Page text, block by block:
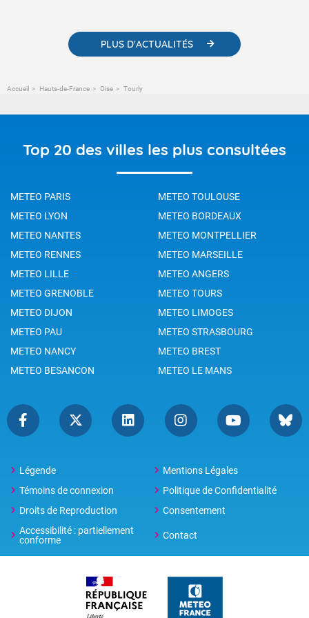
PLUS D'ACTUALITÉS
Accueil Hauts-de-France Oise Tourly
Top 20 des villes les plus consultées
METEO PARIS
METEO TOULOUSE
METEO LYON
METEO BORDEAUX
METEO NANTES
METEO MONTPELLIER
METEO RENNES
METEO MARSEILLE
METEO LILLE
METEO ANGERS
METEO GRENOBLE
METEO TOURS
METEO DIJON
METEO LIMOGES
METEO PAU
METEO STRASBOURG
METEO NANCY
METEO BREST
METEO BESANCON
METEO LE MANS
Légende
Mentions Légales
Témoins de connexion
Politique de Confidentialité
Droits de Reproduction
Consentement
Accessibilité : partiellement
conforme
Contact